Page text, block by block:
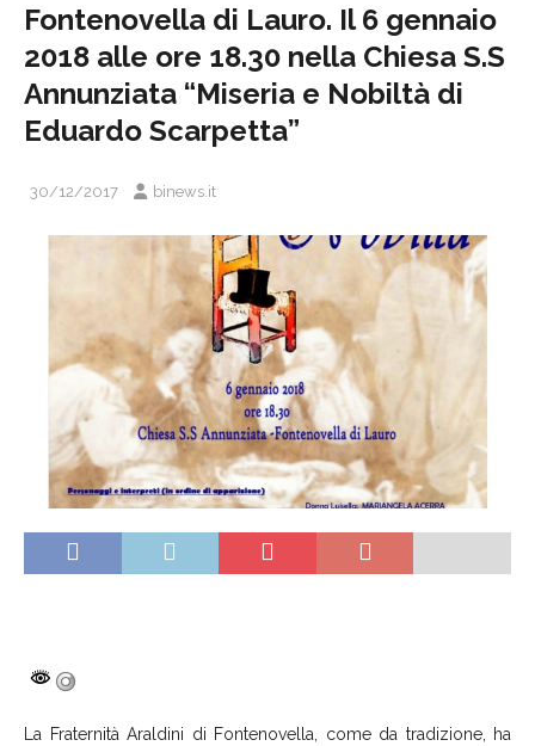
Fontenovella di Lauro. Il 6 gennaio
2018 alle ore 18.30 nella Chiesa S.S
Annunziata “Miseria e Nobiltà di
Eduardo Scarpetta”
30/12/2017 binews.it
La Fraternità Araldini di Fontenovella, come da tradizione, ha